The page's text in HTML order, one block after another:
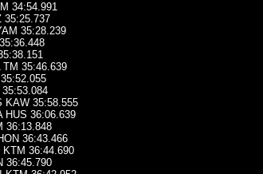
34:54.991
35:25.737
35:28.239
TM 35:46.639
KAW 35:58.555
HUS 36:06.639
36:13.848
36:43.466
KTM 36:44.690
36:45.790